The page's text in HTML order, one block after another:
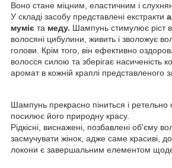
Воно стане міцним, еластичним і
У складі засобу представлені екстракти
муміє та меду. Шампунь стимулює ріст
волосяні цибулини, живить і зволожує
голови. Крім того, він ефективно
волосся силою та зберігає насиченість
аромат в кожній краплі представленого
Шампунь прекрасно піниться і ретельно
посилює його природну красу.
Рідкісні, виснажені, позбавлені об'єму
засмучувати жінок, адже саме красиві,
локони є завершальним елементом